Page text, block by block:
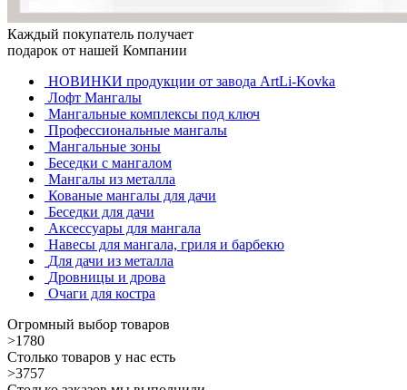
Каждый покупатель получает
подарок от нашей Компании
НОВИНКИ продукции от завода ArtLi-Kovka
Лофт Мангалы
Мангальные комплексы под ключ
Профессиональные мангалы
Мангальные зоны
Беседки с мангалом
Мангалы из металла
Кованые мангалы для дачи
Беседки для дачи
Аксессуары для мангала
Навесы для мангала, гриля и барбекю
Для дачи из металла
Дровницы и дрова
Очаги для костра
Огромный выбор товаров
>1780
Столько товаров у нас есть
>3757